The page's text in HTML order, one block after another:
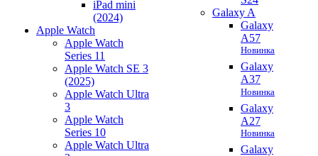
iPad mini
(2024)
Apple Watch
Apple Watch
Series 11
Apple Watch SE 3
(2025)
Apple Watch Ultra
3
Apple Watch
Series 10
Apple Watch Ultra
Galaxy A
Galaxy
A57
Новинка
Galaxy
A37
Новинка
Galaxy
A27
Новинка
Galaxy